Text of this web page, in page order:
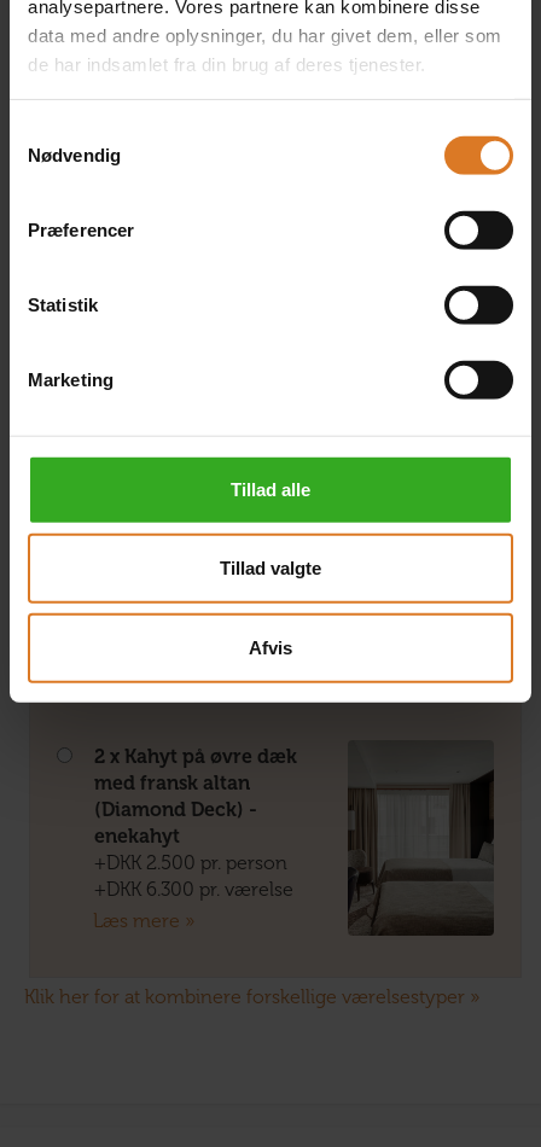
analysepartnere. Vores partnere kan kombinere disse
data med andre oplysninger, du har givet dem, eller som
de har indsamlet fra din brug af deres tjenester.
Nødvendig
Præferencer
Statistik
Marketing
Tillad alle
Tillad valgte
Afvis
1 x Juniorsuite bagerst på
øvre dæk med fransk
Læs mere »
Læs mere »
2 x Kahyt på mellemdæk
med fransk altan (Ruby
+DKK 1.850 pr. person
+DKK 6.300 pr. værelse
2 x Kahyt på øvre dæk
med fransk altan
(Diamond Deck) -
enekahyt
+DKK 2.500 pr. person
+DKK 6.300 pr. værelse
Læs mere »
Klik her for at kombinere forskellige værelsestyper »